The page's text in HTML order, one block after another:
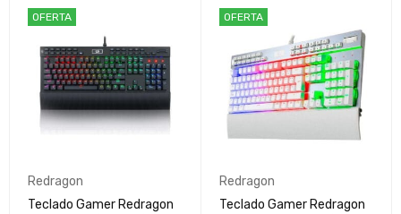
OFERTA
Redragon
Teclado Gamer Redragon
OFERTA
Redragon
Teclado Gamer Redragon